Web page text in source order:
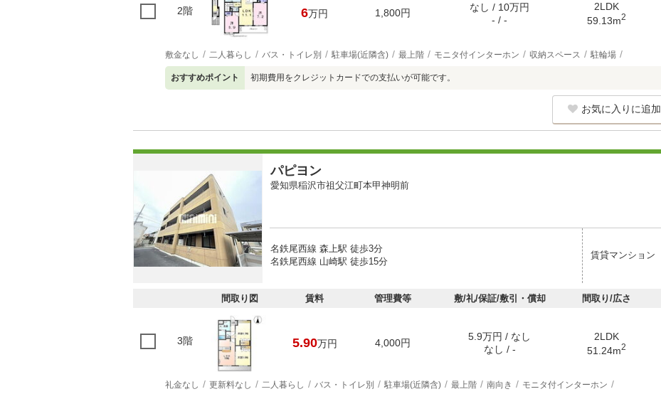
2階 6万円 1,800円
なし / 10万円
- / -
2LDK
59.13m2
敷金なし 二人暮らし バス・トイレ別 駐車場(近隣含) 最上階 モニタ付インターホン 収納スペース 駐輪場
おすすめポイント 初期費用をクレジットカードでの支払いが可能です。
お気に入りに追加
パピヨン
愛知県稲沢市祖父江町本甲神明前
名鉄尾西線 森上駅 徒歩3分
名鉄尾西線 山崎駅 徒歩15分
賃貸マンション
間取り図 賃料 管理費等 敷/礼/保証/敷引・償却 間取り/広さ
3階 5.90万円 4,000円
5.9万円 / なし
なし / -
2LDK
51.24m2
礼金なし 更新料なし 二人暮らし バス・トイレ別 駐車場(近隣含) 最上階 南向き モニタ付インターホン